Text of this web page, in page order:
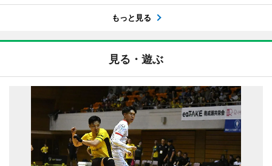
もっと見る
見る・遊ぶ